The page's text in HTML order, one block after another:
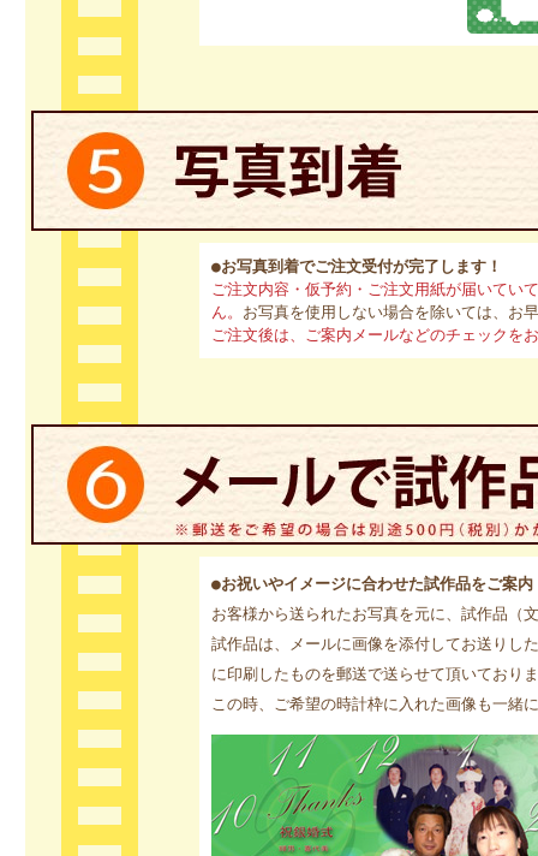
●お写真到着でご注文受付が完了します！
ご注文内容・仮予約・ご注文用紙が届いてい
ん。 お写真を使用しない場合を除いては、お
ご注文後は、ご案内メールなどのチェックを
●お祝いやイメージに合わせた試作品をご案内
お客様から送られたお写真を元に、試作品（
試作品は、メールに画像を添付してお送りし
に印刷したものを郵送で送らせて頂いており
この時、ご希望の時計枠に入れた画像も一緒